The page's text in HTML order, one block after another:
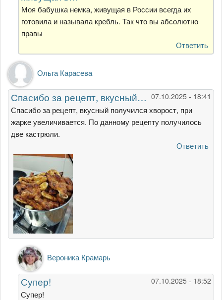
…
от
Моя бабушка немка, живущая в России всегда их
готовила и называла кребль. Так что вы абсолютно
правы
Ответить
Ольга Карасева
07.10.2025 - 18:41
Спасибо за рецепт, вкусный…
Спасибо за рецепт, вкусный получился хворост, при
жарке увеличивается. По данному рецепту получилось
две кастрюли.
Ответить
Ответ
на
Спасибо
за
рецепт,
Вероника Крамарь
07.10.2025 - 18:52
Супер!
Супер!